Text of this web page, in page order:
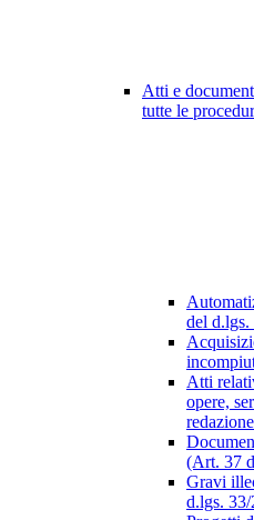
Atti e
tutte le
del
Atti
opere,
(Art. 37
Gravi
d.lgs.